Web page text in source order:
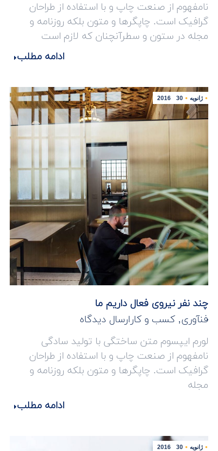
نامفهوم از صنعت چاپ و با استفاده از طراحان
گرافیک است. چاپگرها و متون بلکه روزنامه و
مجله در ستون و سطرآنچنان که لازم است
ادامه مطلب
ژانویه 30
2016
چند نفر نیروی فعال داریم ما
فنآوری, کسب و کار ارسال دیدگاه
لورم ایپسوم متن ساختگی با تولید سادگی
نامفهوم از صنعت چاپ و با استفاده از طراحان
گرافیک است. چاپگرها و متون بلکه روزنامه و
مجله
ادامه مطلب
ژانویه 30
2016